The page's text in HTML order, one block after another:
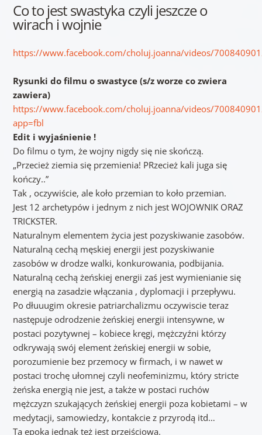
Co to jest swastyka czyli jeszcze o
wirach i wojnie
https://www.facebook.com/choluj.joanna/videos/
Rysunki do filmu o swastyce (s/z worze co zwiera
zawiera)
https://www.facebook.com/choluj.joanna/videos/
app=fbl
Edit i wyjaśnienie !
Do filmu o tym, że wojny nigdy się nie skończą.
„Przecież ziemia się przemienia! PRzecież kali juga się
kończy..”
Tak , oczywiście, ale koło przemian to koło przemian.
Jest 12 archetypów i jednym z nich jest WOJOWNIK ORAZ
TRICKSTER.
Naturalnym elementem życia jest pozyskiwanie zasobów.
Naturalną cechą męskiej energii jest pozyskiwanie
zasobów w drodze walki, konkurowania, podbijania.
Naturalną cechą żeńskiej energii zaś jest wymienianie się
energią na zasadzie włączania , dyplomacji i przepływu.
Po dłuuugim okresie patriarchalizmu oczywiscie teraz
następuje odrodzenie żeńskiej energii intensywne, w
postaci pozytywnej – kobiece kręgi, mężczyźni którzy
odkrywają swój element żeńskiej energii w sobie,
porozumienie bez przemocy w firmach, i w nawet w
postaci trochę ułomnej czyli neofeminizmu, który stricte
żeńska energią nie jest, a także w postaci ruchów
mężczyzn szukających żeńskiej energii poza kobietami – w
medytacji, samowiedzy, kontakcie z przyrodą itd…
Ta epoka jednak też jest przejściowa.